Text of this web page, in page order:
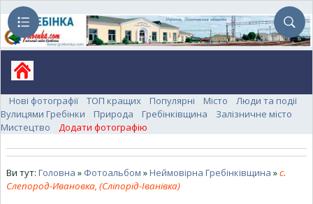
Нові фотографії ТОП кращих Популярні Місто
Люди та події
Вулицями Гребінки
Природа Гребінківщина
Залізничне місто
Мистецтво
Додати фотографію
Ви тут: Головна » Фотоальбом »Неймовірна Гребінківщина »с.
Слепород-Ивановка, (Сліпорід-Іванівка)